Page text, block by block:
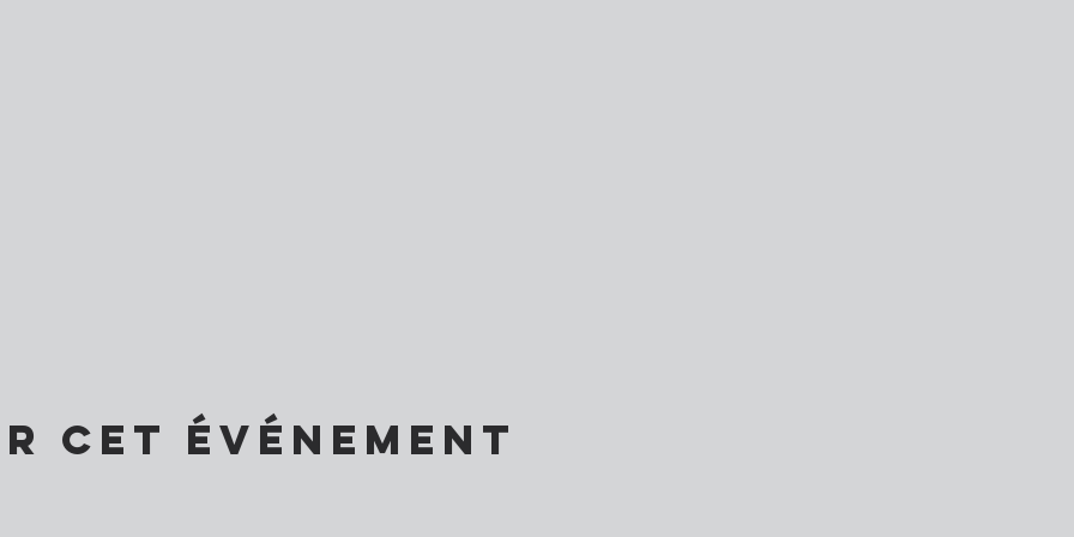
cet événement